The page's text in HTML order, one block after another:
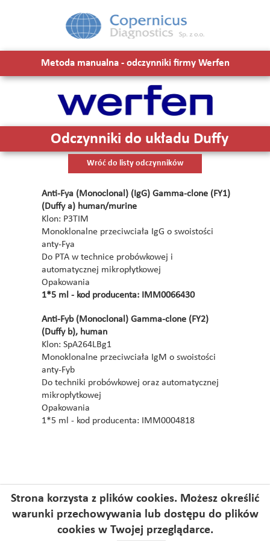
Wróć do listy odczynników
Odczynniki do układu Duffy
Anti-Fya (Monoclonal) (IgG) Gamma-clone (FY1)
(Duffy a) human/murine
Klon: P3TIM
Monoklonalne przeciwciała IgG o swoistości
anty-Fya
Do PTA w technice probówkowej i
automatycznej mikropłytkowej
Opakowania
1*5 ml - kod producenta: IMM0066430
Anti-Fyb (Monoclonal) Gamma-clone (FY2)
(Duffy b), human
Klon: SpA264LBg1
Monoklonalne przeciwciała IgM o swoistości
anty-Fyb
Do techniki probówkowej oraz automatycznej
mikropłytkowej
Opakowania
1*5 ml - kod producenta: IMM0004818
Metoda manualna - odczynniki firmy Werfen
Strona korzysta z plików cookies. Możesz określić
warunki przechowywania lub dostępu do plików
cookies w Twojej przeglądarce.